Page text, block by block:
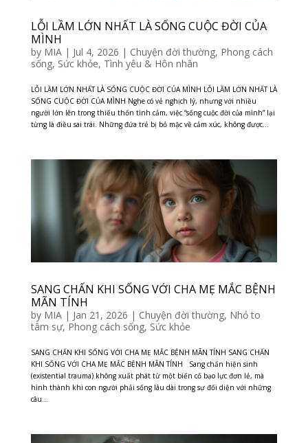
LỖI LẦM LỚN NHẤT LÀ SỐNG CUỘC ĐỜI CỦA
MÌNH
by MIA| Jul 4, 2026 | Chuyện đời thường, Phong cách
sống, Sức khỏe, Tình yêu & Hôn nhân
LỖI LẦM LỚN NHẤT LÀ SỐNG CUỘC ĐỜI CỦA MÌNH LỖI LẦM LỚN NHẤT LÀ
SỐNG CUỘC ĐỜI CỦA MÌNH Nghe có vẻ nghịch lý, nhưng với nhiều
người lớn lên trong thiếu thốn tình cảm, việc “sống cuộc đời của mình” lại
từng là điều sai trái. Những đứa trẻ bị bỏ mặc về cảm xúc, không được...
SANG CHẤN KHI SỐNG VỚI CHA MẸ MẮC BỆNH
MÃN TÍNH
by MIA| Jan 21, 2026 | Chuyện đời thường, Nhỏ to
tâm sự, Phong cách sống, Sức khỏe
SANG CHẤN KHI SỐNG VỚI CHA MẸ MẮC BỆNH MÃN TÍNH SANG CHẤN
KHI SỐNG VỚI CHA MẸ MẮC BỆNH MÃN TÍNH Sang chấn hiện sinh
(existential trauma) không xuất phát từ một biến cố bạo lực đơn lẻ, mà
hình thành khi con người phải sống lâu dài trong sự đối diện với những
câu...